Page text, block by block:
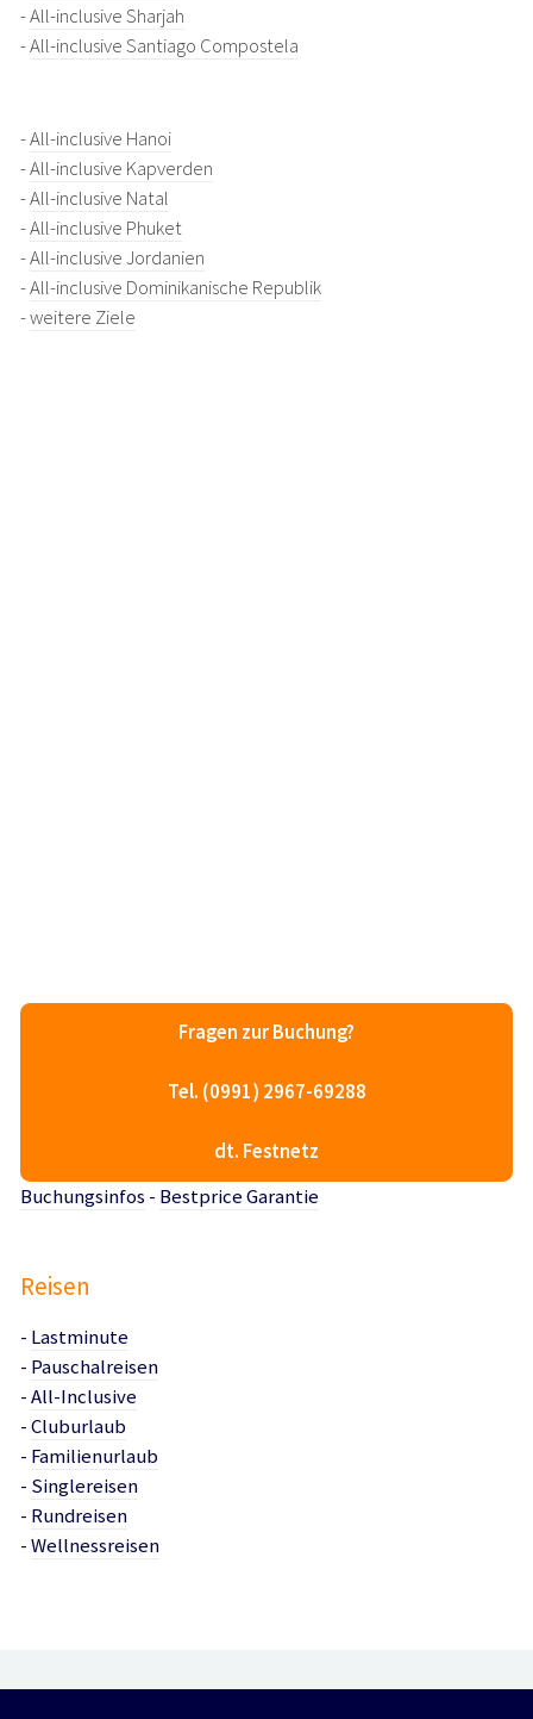
-All-inclusive Sharjah
-All-inclusive Santiago Compostela
-All-inclusive Hanoi
-All-inclusive Kapverden
-All-inclusive Natal
-All-inclusive Phuket
-All-inclusive Jordanien
-All-inclusive Dominikanische Republik
-weitere Ziele
Fragen zur Buchung?
Tel. (0991) 2967-69288
dt. Festnetz
Buchungsinfos - Bestprice Garantie
Reisen
- Lastminute
- Pauschalreisen
-All-Inclusive
-Cluburlaub
- Familienurlaub
- Singlereisen
- Rundreisen
-Wellnessreisen